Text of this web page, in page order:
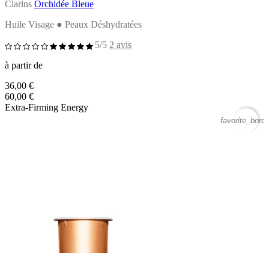
Clarins Orchidée Bleue
Huile Visage ● Peaux Déshydratées
5/5 2 avis
à partir de
36,00 €
60,00 €
Extra-Firming Energy